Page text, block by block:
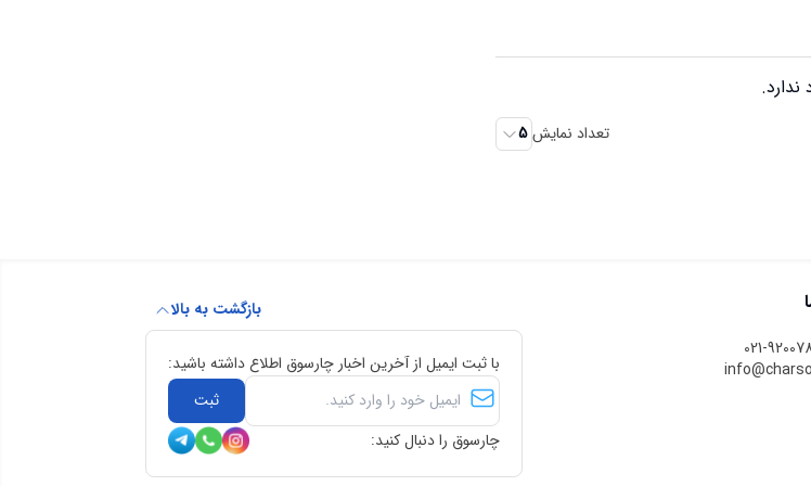
تعداد نمایش 5
021-
بازگشت به بالا
با ثبت ایمیل از آخرین اخبار چارسوق اطلاع داشته باشید:
ثبت
چارسوق را دنبال کنید: